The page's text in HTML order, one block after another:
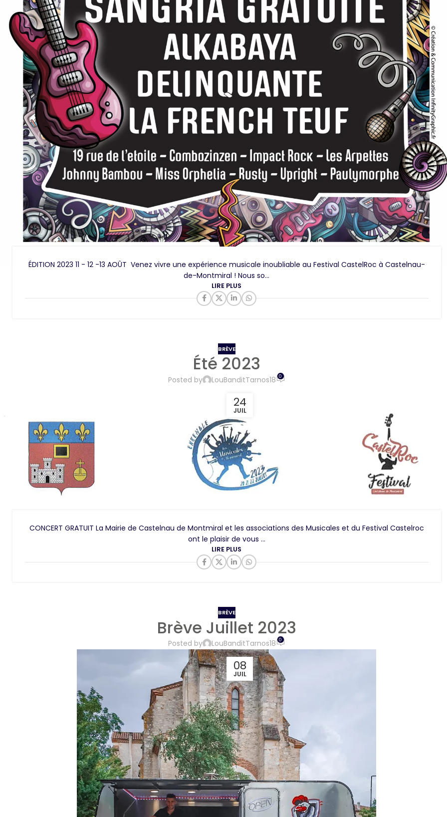
ÉDITION 2023 11 - 12 -13 AOÛT Venez vivre une expérience musicale inoubliable au Festival CastelRoc à Castelnau-
de-Montmiral ! Nous so...
LIRE PLUS
BRÈVE
Été 2023
Posted by LouBanditTarnos18 0
24
JUIL
CONCERT GRATUIT La Mairie de Castelnau de Montmiral et les associations des Musicales et du Festival Castelroc
ont le plaisir de vous ...
LIRE PLUS
BRÈVE
Brève Juillet 2023
Posted by LouBanditTarnos18 0
08
JUIL